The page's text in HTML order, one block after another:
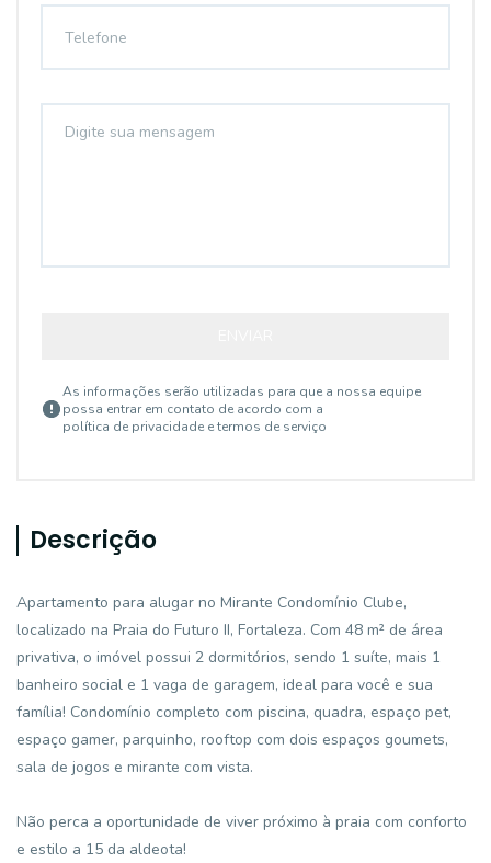
As informações serão utilizadas para que a nossa equipe
possa entrar em contato de acordo com a
política de privacidade e termos de serviço
Descrição
Apartamento para alugar no Mirante Condomínio Clube,
localizado na Praia do Futuro II, Fortaleza. Com 48 m² de área
privativa, o imóvel possui 2 dormitórios, sendo 1 suíte, mais 1
banheiro social e 1 vaga de garagem, ideal para você e sua
família! Condomínio completo com piscina, quadra, espaço pet,
espaço gamer, parquinho, rooftop com dois espaços goumets,
sala de jogos e mirante com vista.
Não perca a oportunidade de viver próximo à praia com conforto
e estilo a 15 da aldeota!